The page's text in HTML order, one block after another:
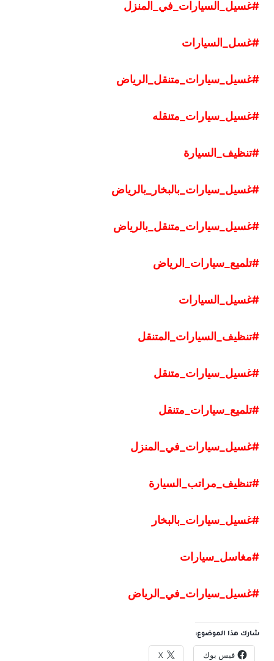
#غسيل السيارات في المنزل
#غسل السيارات
#غسيل سيارات متنقل الرياض
#غسيل سيارات متنقله
#تنظيف السيارة
#غسيل سيارات بالبخار بالرياض
#غسيل سيارات متنقل بالرياض
#تلميع سيارات الرياض
#غسيل السيارات
#تنظيف السيارات المتنقل
#غسيل سيارات متنقل
#تلميع سيارات متنقل
#غسيل سيارات في المنزل
#تنظيف مراتب السيارة
#غسيل سيارات بالبخار
#مغاسل سيارات
#غسيل سيارات في الرياض
شارك هذا الموضوع:
فيس بوك X